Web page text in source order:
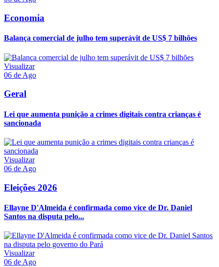
Economia
Balança comercial de julho tem superávit de US$ 7 bilhões
Visualizar
06 de Ago
Geral
Lei que aumenta punição a crimes digitais contra crianças é
sancionada
Visualizar
06 de Ago
Eleições 2026
Ellayne D'Almeida é confirmada como vice de Dr. Daniel
Santos na disputa pelo...
Visualizar
06 de Ago